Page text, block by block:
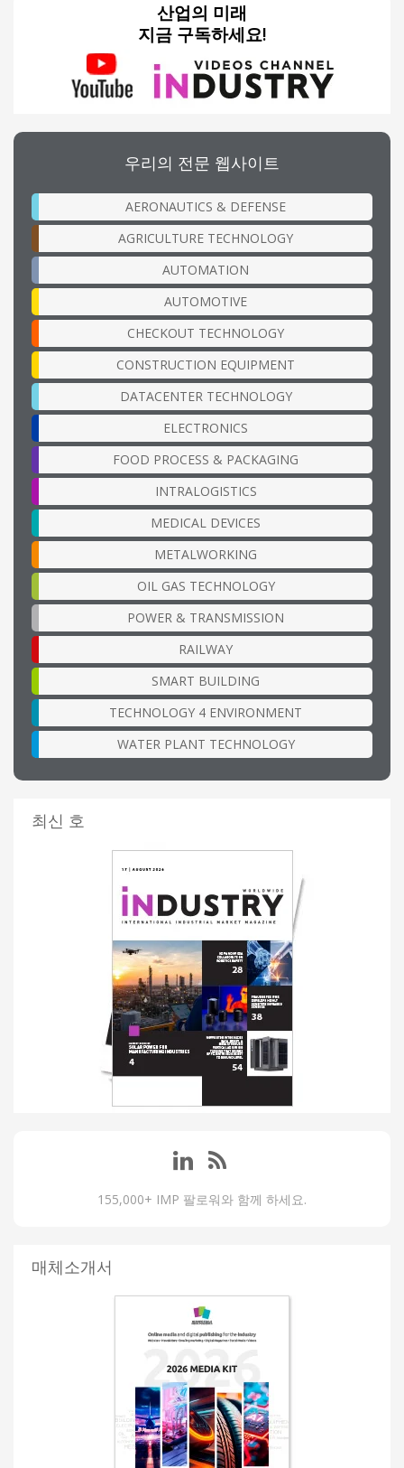
산업의 미래
지금 구독하세요!
우리의 전문 웹사이트
AERONAUTICS & DEFENSE
AGRICULTURE TECHNOLOGY
AUTOMATION
AUTOMOTIVE
CHECKOUT TECHNOLOGY
CONSTRUCTION EQUIPMENT
DATACENTER TECHNOLOGY
ELECTRONICS
FOOD PROCESS & PACKAGING
INTRALOGISTICS
MEDICAL DEVICES
METALWORKING
OIL GAS TECHNOLOGY
POWER & TRANSMISSION
RAILWAY
SMART BUILDING
TECHNOLOGY 4 ENVIRONMENT
WATER PLANT TECHNOLOGY
최신 호
155,000+ IMP 팔로워와 함께 하세요.
매체소개서